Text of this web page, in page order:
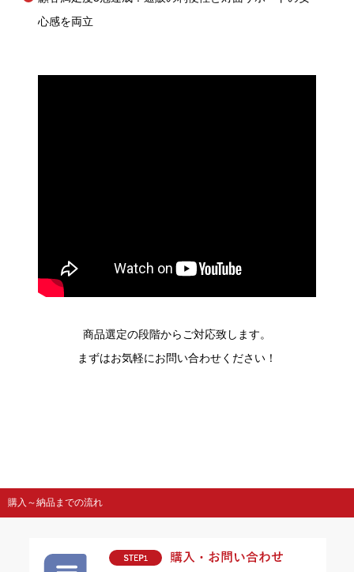
心感を両立
商品選定の段階からご対応致します。
まずはお気軽にお問い合わせください！
購入～納品までの流れ